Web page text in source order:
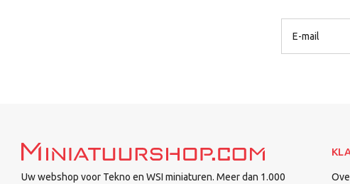
Uw webshop voor Tekno en WSI miniaturen. Meer dan 1.000